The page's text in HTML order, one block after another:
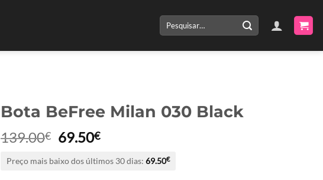
Pesquisar
por:
Bota BeFree Milan 030 Black
139.00€ O
original
69.50€O
atual
Preço mais baixo dos últimos 30 dias: 69.50€